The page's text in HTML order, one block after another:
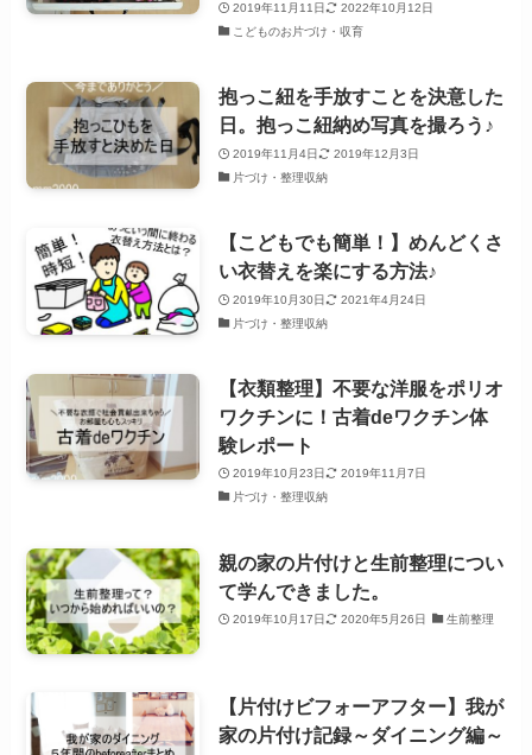
2019年11月11日
2022年10月12日
こどものお片づけ・収育
抱っこ紐を手放すことを決意した
日。抱っこ紐納め写真を撮ろう♪
2019年11月4日
2019年12月3日
片づけ・整理収納
【こどもでも簡単！】めんどくさ
い衣替えを楽にする方法♪
2019年10月30日
2021年4月24日
片づけ・整理収納
【衣類整理】不要な洋服をポリオ
ワクチンに！古着deワクチン体
験レポート
2019年10月23日
2019年11月7日
片づけ・整理収納
親の家の片付けと生前整理につい
て学んできました。
2019年10月17日 2020年5月26日 生前整理
【片付けビフォーアフター】我が
家の片付け記録～ダイニング編～